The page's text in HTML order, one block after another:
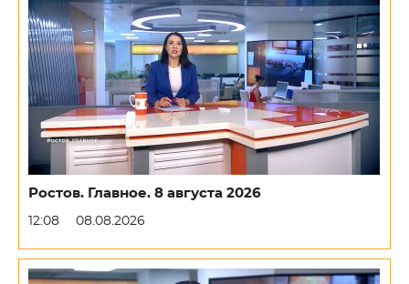
Ростов. Главное. 8 августа 2026
12:08 08.08.2026